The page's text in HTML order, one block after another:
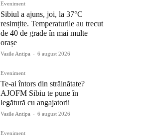
Eveniment
Sibiul a ajuns, joi, la 37°C
resimțite. Temperaturile au trecut
de 40 de grade în mai multe
orașe
Vasile Antipa - 6 august 2026
Eveniment
Te-ai întors din străinătate?
AJOFM Sibiu te pune în
legătură cu angajatorii
Vasile Antipa - 6 august 2026
Eveniment